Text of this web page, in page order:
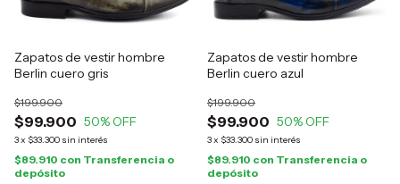
Zapatos de vestir hombre
Berlin cuero gris
$99.900
$199.900
50% OFF
3x $33.300 sin interés
$89.910 con Transferencia o
depósito
Zapatos de vestir hombre
Berlin cuero azul
$99.900
$199.900
50% OFF
3x $33.300 sin interés
$89.910 con Transferencia o
depósito